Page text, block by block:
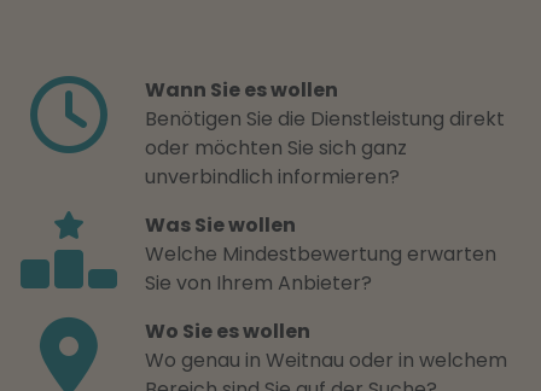
Wann Sie es wollen
Benötigen Sie die Dienstleistung direkt
oder möchten Sie sich ganz
unverbindlich informieren?
Was Sie wollen
Welche Mindestbewertung erwarten
Sie von Ihrem Anbieter?
Wo Sie es wollen
Wo genau in Weitnau oder in welchem